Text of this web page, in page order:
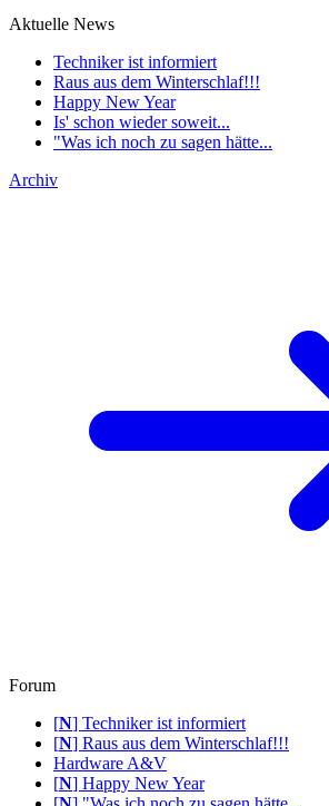
Aktuelle News
Techniker ist informiert
Raus aus dem Winterschlaf!!!
Happy New Year
Is' schon wieder soweit...
"Was ich noch zu sagen hätte...
Archiv
Forum
[N] Techniker ist informiert
[N] Raus aus dem Winterschlaf!!!
Hardware A&V
[N] Happy New Year